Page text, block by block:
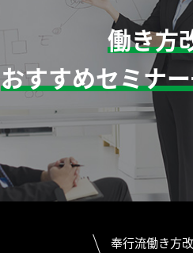
働き方
おすすめセミナ
奉行流働き方